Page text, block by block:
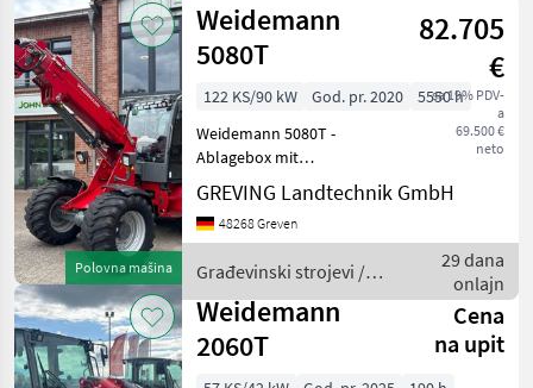
Polovna mašina
Weidemann
5080T
82.705
€
sa 19% PDV-
a
69.500 €
neto
122 KS/90 kW God. pr. 2020
5550 h
Weidemann 5080T -
Ablagebox mit
Flaschenhalter -Radio
komplett -Sitz Stoff
Luftgefedert -Beleuchtung
Arbeitsscheinwerfer -40
km/h -Schmutzfänger vorn
GREVING Landtechnik GmbH
48268 Greven
Građevinski strojevi /
Weidemann
29 dana
onlajn
Weidemann
2060T
Cena
na upit